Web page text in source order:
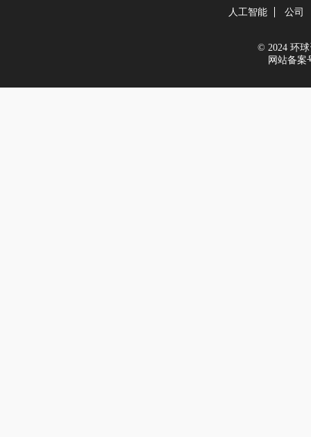
人工智能 公司
© 2024 环球
网站备案